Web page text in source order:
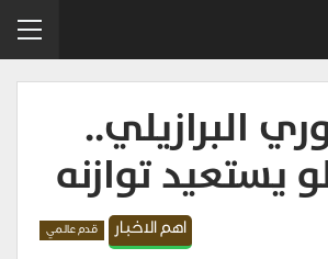
البرازيلي..
يستعيد توازنه
اهم الاخبار قدم عالمي